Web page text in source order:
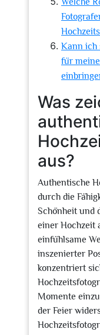
Kann ich
für
Was
aus?
Authentische
durch die
Schönheit und
einer Hochzeit
einfühlsame
inszenierter
konzentriert
Momente
der Feier